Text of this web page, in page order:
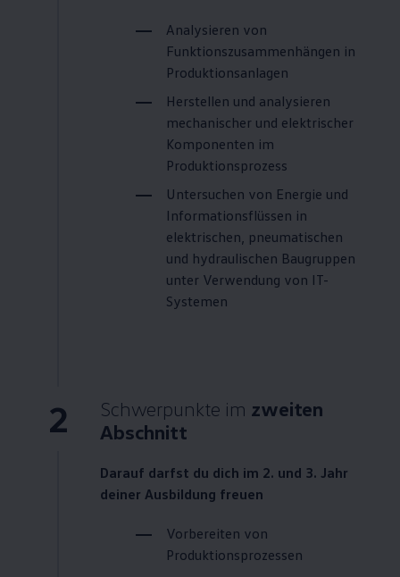
Analysieren von
Funktionszusammenhängen in
Produktionsanlagen
Herstellen und analysieren
mechanischer und elektrischer
Komponenten im
Produktionsprozess
Untersuchen von Energie und
Informationsflüssen in
elektrischen, pneumatischen
und hydraulischen Baugruppen
unter Verwendung von IT-
Systemen
2 Schwerpunkte im zweiten
Abschnitt
Darauf darfst du dich im 2. und 3. Jahr
deiner Ausbildung freuen
Vorbereiten von
Produktionsprozessen